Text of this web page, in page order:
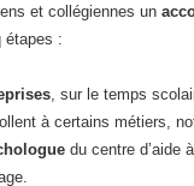
et collégiennes un
étapes :
, sur le temps
à certains métiers,
du centre d’aide